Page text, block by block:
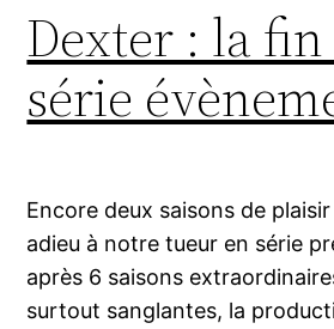
Dexter : la fin
série
Encore deux saisons de
adieu à notre tueur en série
après 6 saisons
surtout sanglantes, la